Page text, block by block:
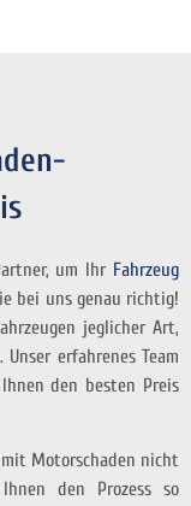
um Ihr Fahrzeug
bei uns genau richtig!
jeglicher Art,
erfahrenes Team
den besten Preis
mit Motorschaden nicht
den Prozess so